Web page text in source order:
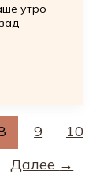
утро
9
10
Далее →